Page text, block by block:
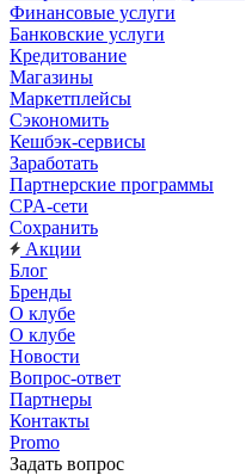
Финансовые услуги
Банковские услуги
Кредитование
Магазины
Маркетплейсы
Сэкономить
Кешбэк-сервисы
Заработать
Партнерские программы
CPA-сети
Сохранить
Акции
Блог
Бренды
О клубе
О клубе
Новости
Вопрос-ответ
Партнеры
Контакты
Promo
Задать вопрос